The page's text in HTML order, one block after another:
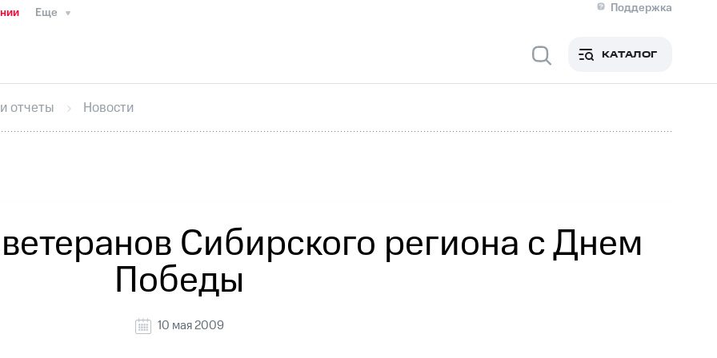
Еще
Поддержка
Медиа-центр
ИнтервьюФинансовая отчетностьКонтактыНовости в регионе
секретарьРаскрытие информации
кабинет акционераАкционерный капиталКонтроль и аудитРынок акций
КАТАЛОГ
отчеты Новости
Сибирского региона с Днем
Победы
10 мая 2009